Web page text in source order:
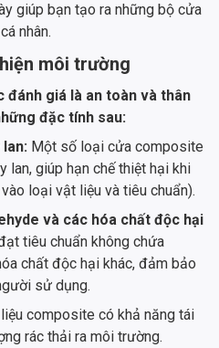
giúp bạn tạo ra những bộ cửa
nhân.
môi trường
giá là an toàn và thân
đặc tính sau:
lan: Một số loại cửa composite
lan, giúp hạn chế thiệt hại khi
loại vật liệu và tiêu chuẩn).
và các hóa chất độc hại
tiêu chuẩn không chứa
chất độc hại khác, đảm bảo
sử dụng.
composite có khả năng tái
rác thải ra môi trường.